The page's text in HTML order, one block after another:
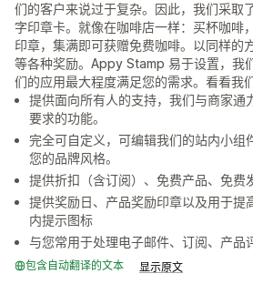
们的客户来说过于复杂。因此，我们采取
字印章卡。就像在咖啡店一样：买杯咖啡
印章，集满即可获赠免费咖啡。以同样的
等各种奖励。Appy Stamp 易于设置，我
们的应用最大程度满足您的需求。看看我
提供面向所有人的支持，我们与商家通
要求的功能。
完全可自定义，可编辑我们的站内小组
您的品牌风格。
提供折扣（含订阅）、免费产品、免费
提供奖励日、产品奖励印章以及用于提
内提示图标
与您常用于处理电子邮件、订阅、产品
包含自动翻译的文本 显示原文